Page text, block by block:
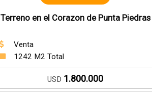
Terreno en el Corazon de Punta Piedras
Venta
1242 M2 Total
USD 1.800.000